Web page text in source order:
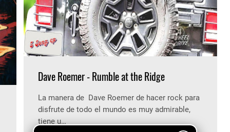
Dave Roemer - Rumble at the Ridge
La manera de Dave Roemer de hacer rock para
disfrute de todo el mundo es muy admirable,
tiene u…